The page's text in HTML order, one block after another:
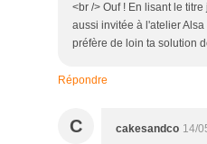
<br /> Ouf ! En lisant le
aussi invitée à l'atelier
préfère de loin ta solution
Répondre
C cakesandco 14/